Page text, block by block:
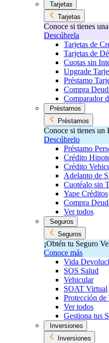
Tarjetas
Tarjetas
Conoce si tienes
Descúbrela
Tarjetas de
Tarjetas de
Cuotas sin
Upgrade
Préstamo
Compra
Comparador
Préstamos
Préstamos
Conoce si tienes un
Descúbrelo
Préstamo
Crédito
Crédito
Adelanto de
Cuotéalo sin
Yape Créditos
Compra
Ver todos
Seguros
Seguros
¡Obtén tu Seguro
Conoce más
Vida
SOS Salud
Vehicular
SOAT Virtual
Protección de
Ver todos
Gestiona tus
Inversiones
Inversiones